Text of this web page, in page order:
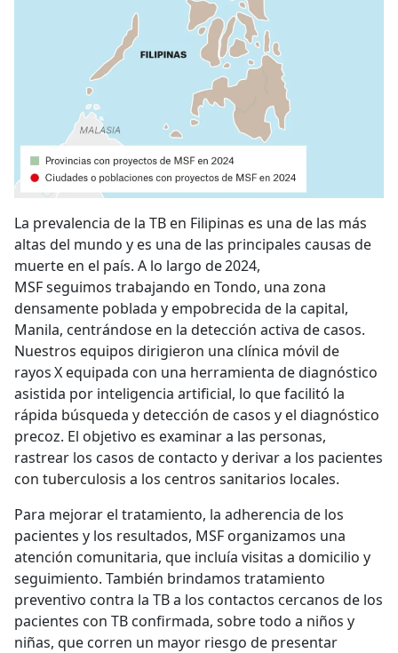
La prevalencia de la TB en Filipinas es una de las más
altas del mundo y es una de las principales causas de
muerte en el país. A lo largo de 2024,
MSF seguimos trabajando en Tondo, una zona
densamente poblada y empobrecida de la capital,
Manila, centrándose en la detección activa de casos.
Nuestros equipos dirigieron una clínica móvil de
rayos X equipada con una herramienta de diagnóstico
asistida por inteligencia artificial, lo que facilitó la
rápida búsqueda y detección de casos y el diagnóstico
precoz. El objetivo es examinar a las personas,
rastrear los casos de contacto y derivar a los pacientes
con tuberculosis a los centros sanitarios locales.
Para mejorar el tratamiento, la adherencia de los
pacientes y los resultados, MSF organizamos una
atención comunitaria, que incluía visitas a domicilio y
seguimiento. También brindamos tratamiento
preventivo contra la TB a los contactos cercanos de los
pacientes con TB confirmada, sobre todo a niños y
niñas, que corren un mayor riesgo de presentar